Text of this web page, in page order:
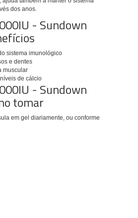
dos anos.
- Sundown
sistema imunológico
e dentes
muscular
de cálcio
- Sundown
tomar
em gel diariamente, ou conforme